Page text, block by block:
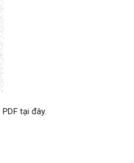
tại đây.